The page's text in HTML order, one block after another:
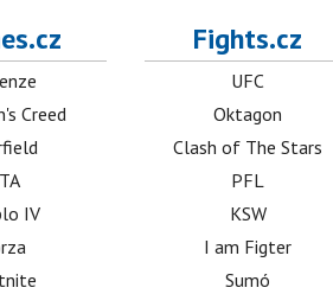
Creed
IV
Fights.cz
UFC
Oktagon
Clash of The Stars
PFL
KSW
I am Figter
Sumó